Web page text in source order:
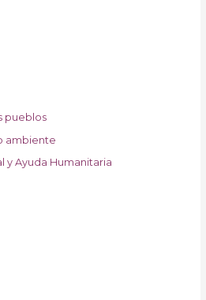
pueblos
ambiente
y Ayuda Humanitaria